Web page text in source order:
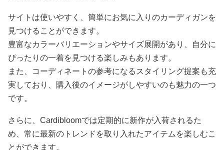
サイトは使いやすく、簡単にお気に入りのカーディガンを
見つけることができます。
豊富なカラーバリエーションやサイズ展開があり、自分に
ぴったりの一着を見つける楽しみもあります。
また、コーディネートの参考になるスタイリング提案も充
実しており、購入後のイメージがしやすいのも魅力の一つ
です。
さらに、Cardibloomでは定期的に新作が入荷されるた
め、常に最新のトレンドを取り入れたアイテムを楽しむこ
とができます。